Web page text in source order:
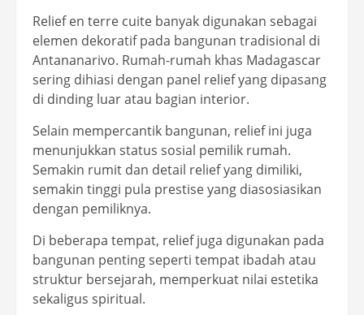
Relief en terre cuite banyak digunakan sebagai
elemen dekoratif pada bangunan tradisional di
Antananarivo. Rumah-rumah khas Madagascar
sering dihiasi dengan panel relief yang dipasang
di dinding luar atau bagian interior.
Selain mempercantik bangunan, relief ini juga
menunjukkan status sosial pemilik rumah.
Semakin rumit dan detail relief yang dimiliki,
semakin tinggi pula prestise yang diasosiasikan
dengan pemiliknya.
Di beberapa tempat, relief juga digunakan pada
bangunan penting seperti tempat ibadah atau
struktur bersejarah, memperkuat nilai estetika
sekaligus spiritual.